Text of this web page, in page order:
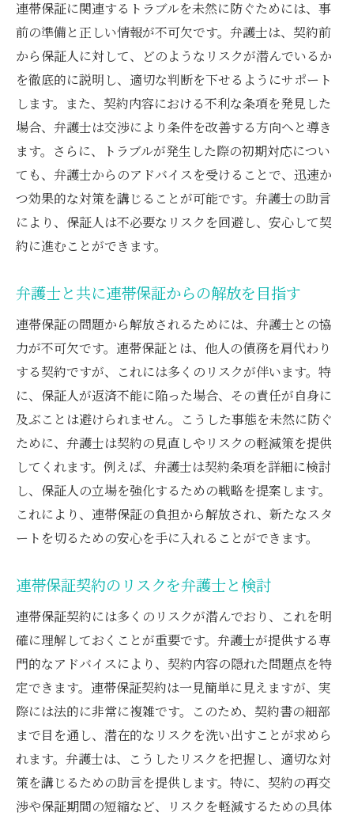
連帯保証に関連するトラブルを未然に防ぐためには、事
前の準備と正しい情報が不可欠です。弁護士は、契約前
から保証人に対して、どのようなリスクが潜んでいるか
を徹底的に説明し、適切な判断を下せるようにサポート
します。また、契約内容における不利な条項を発見した
場合、弁護士は交渉により条件を改善する方向へと導き
ます。さらに、トラブルが発生した際の初期対応につい
ても、弁護士からのアドバイスを受けることで、迅速か
つ効果的な対策を講じることが可能です。弁護士の助言
により、保証人は不必要なリスクを回避し、安心して契
約に進むことができます。
弁護士と共に連帯保証からの解放を目指す
連帯保証の問題から解放されるためには、弁護士との協
力が不可欠です。連帯保証とは、他人の債務を肩代わり
する契約ですが、これには多くのリスクが伴います。特
に、保証人が返済不能に陥った場合、その責任が自身に
及ぶことは避けられません。こうした事態を未然に防ぐ
ために、弁護士は契約の見直しやリスクの軽減策を提供
してくれます。例えば、弁護士は契約条項を詳細に検討
し、保証人の立場を強化するための戦略を提案します。
これにより、連帯保証の負担から解放され、新たなスタ
ートを切るための安心を手に入れることができます。
連帯保証契約のリスクを弁護士と検討
連帯保証契約には多くのリスクが潜んでおり、これを明
確に理解しておくことが重要です。弁護士が提供する専
門的なアドバイスにより、契約内容の隠れた問題点を特
定できます。連帯保証契約は一見簡単に見えますが、実
際には法的に非常に複雑です。このため、契約書の細部
まで目を通し、潜在的なリスクを洗い出すことが求めら
れます。弁護士は、こうしたリスクを把握し、適切な対
策を講じるための助言を提供します。特に、契約の再交
渉や保証期間の短縮など、リスクを軽減するための具体